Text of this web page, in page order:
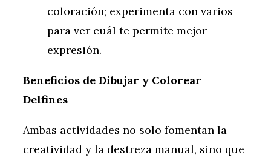
coloración; experimenta con varios
para ver cuál te permite mejor
expresión.
Beneficios de Dibujar y Colorear
Delfines
Ambas actividades no solo fomentan la
creatividad y la destreza manual, sino que